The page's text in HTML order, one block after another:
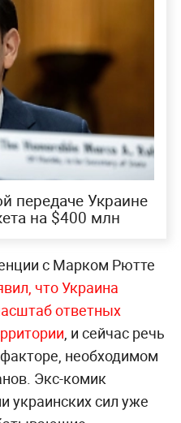
передаче Украине
на $400 млн
с Марком Рютте
что Украина
ответных
, и сейчас речь
необходимом
Экс-комик
украинских сил уже